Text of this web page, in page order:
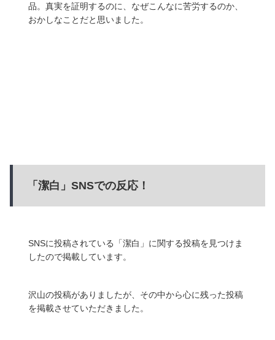
品。真実を証明するのに、なぜこんなに苦労するのか、
おかしなことだと思いました。
「潔白」SNSでの反応！
SNSに投稿されている「潔白」に関する投稿を見つけま
したので掲載しています。
沢山の投稿がありましたが、その中から心に残った投稿
を掲載させていただきました。